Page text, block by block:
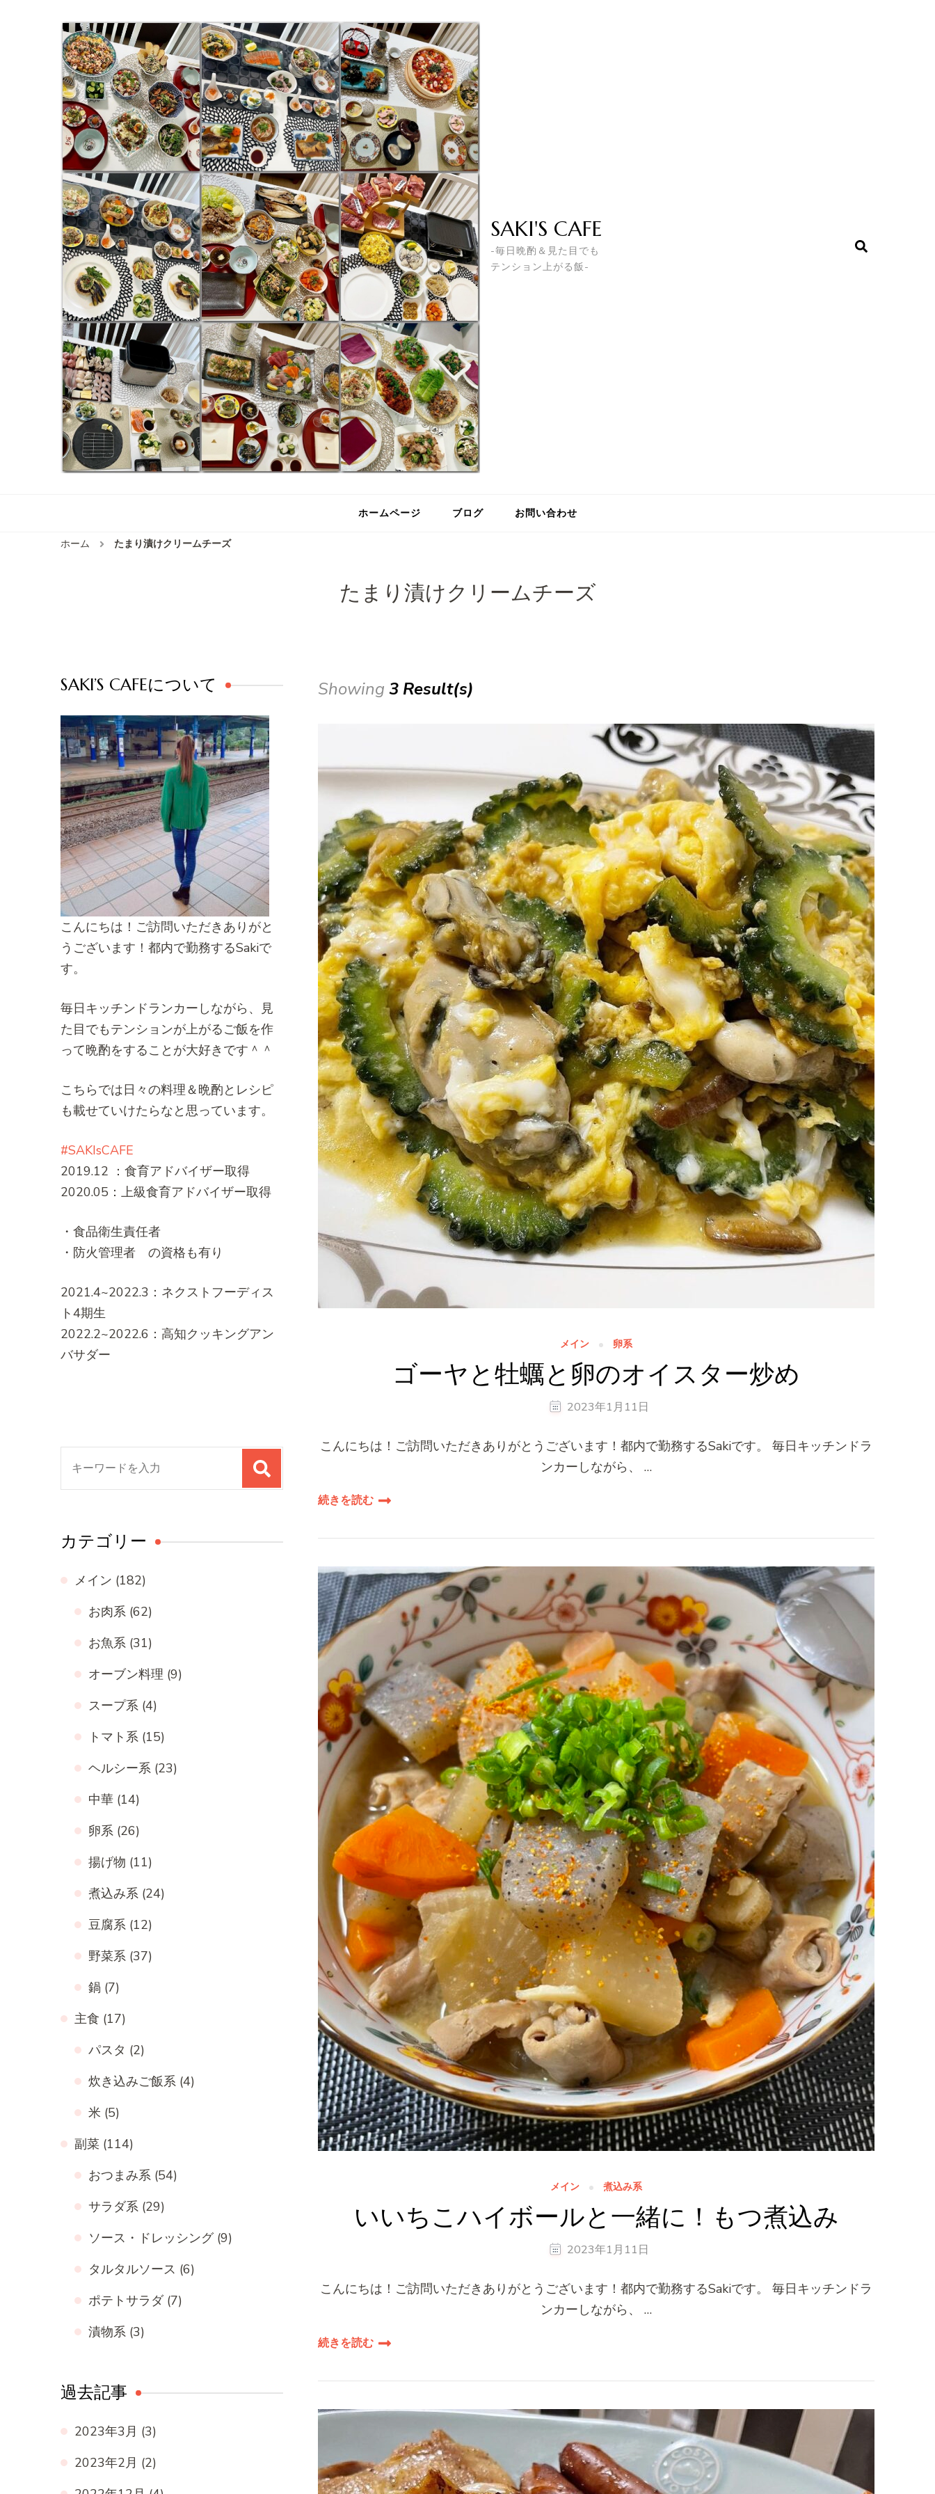
SAKI'S CAFE
-毎日晩酌＆見た目でも
テンション上がる飯-
ホームページ ブログ お問い合わせ
ホーム たまり漬けクリームチーズ
たまり漬けクリームチーズ
Showing 3 Result(s)
メイン 卵系
ゴーヤと牡蠣と卵のオイスター炒め
2023年1月11日
こんにちは！ご訪問いただきありがとうございます！都内で勤務するSakiです。 毎日キッチンドラ
ンカーしながら、 …
続きを読む
メイン 煮込み系
いいちこハイボールと一緒に！もつ煮込み
2023年1月11日
こんにちは！ご訪問いただきありがとうございます！都内で勤務するSakiです。 毎日キッチンドラ
ンカーしながら、 …
続きを読む
SAKI’S CAFEについて
こんにちは！ご訪問いただきありがと
うございます！都内で勤務するSakiで
す。
毎日キッチンドランカーしながら、見
た目でもテンションが上がるご飯を作
って晩酌をすることが大好きです＾＾
こちらでは日々の料理＆晩酌とレシピ
も載せていけたらなと思っています。
#SAKIsCAFE
2019.12 ：食育アドバイザー取得
2020.05：上級食育アドバイザー取得
・食品衛生責任者
・防火管理者 の資格も有り
2021.4~2022.3：ネクストフーディス
ト4期生
2022.2~2022.6：高知クッキングアン
バサダー
カテゴリー
メイン (182)
お肉系 (62)
お魚系 (31)
オーブン料理 (9)
スープ系 (4)
トマト系 (15)
ヘルシー系 (23)
中華 (14)
卵系 (26)
揚げ物 (11)
煮込み系 (24)
豆腐系 (12)
野菜系 (37)
鍋 (7)
主食 (17)
パスタ (2)
炊き込みご飯系 (4)
米 (5)
副菜 (114)
おつまみ系 (54)
サラダ系 (29)
ソース・ドレッシング(9)
タルタルソース (6)
ポテトサラダ (7)
漬物系 (3)
過去記事
2023年3月 (3)
2023年2月 (2)